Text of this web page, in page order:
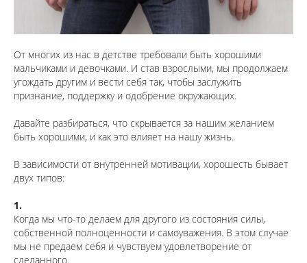
От многих из нас в детстве требовали быть хорошими
мальчиками и девочками. И став взрослыми, мы продолжаем
угождать другим и вести себя так, чтобы заслужить
признание, поддержку и одобрение окружающих.
Давайте разбираться, что скрывается за нашим желанием
быть хорошими, и как это влияет на нашу жизнь.
В зависимости от внутренней мотивации, хорошесть бывает
двух типов:
1.
Когда мы что-то делаем для другого из состояния силы,
собственной полноценности и самоуважения. В этом случае
мы не предаем себя и чувствуем удовлетворение от
сделанного.